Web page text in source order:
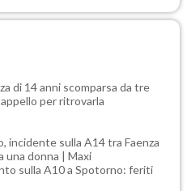
di 14 anni scomparsa da tre
per ritrovarla
incidente sulla A14 tra Faenza
una donna | Maxi
sulla A10 a Spotorno: feriti